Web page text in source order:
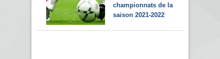
championnats de la
saison 2021-2022